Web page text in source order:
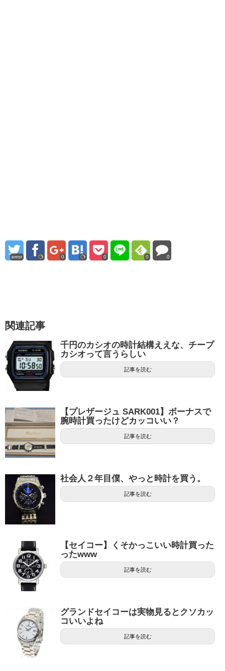
error 0 0 0 0
関連記事
千円のカシオの時計結構ええな、チープ
カシオって言うらしい
記事を読む
【プレザージュ SARK001】ボーナスで
腕時計買ったけどカッコいい？
記事を読む
社会人２年目僕、やっと時計を買う。
記事を読む
【セイコー】くそかっこいい時計買った
ったwww
記事を読む
グランドセイコーは実物見るとクソカッ
コいいよね
記事を読む